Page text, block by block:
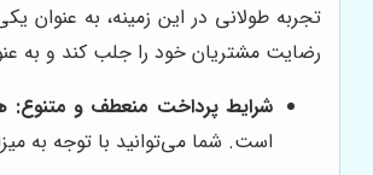
تجربه طولانی در این زمینه، به عنوان
رضایت مشتریان خود را جلب کند و به
شرایط پرداخت منعطف و متنوع:
است. شما می‌توانید با توجه به